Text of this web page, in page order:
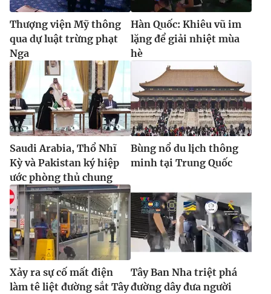
Thượng viện Mỹ thông
qua dự luật trừng phạt
Nga
Hàn Quốc: Khiêu vũ im
lặng để giải nhiệt mùa
hè
Saudi Arabia, Thổ Nhĩ
Kỳ và Pakistan ký hiệp
ước phòng thủ chung
Bùng nổ du lịch thông
minh tại Trung Quốc
Xảy ra sự cố mất điện
làm tê liệt đường sắt Tây
Tây Ban Nha triệt phá
đường dây đưa người